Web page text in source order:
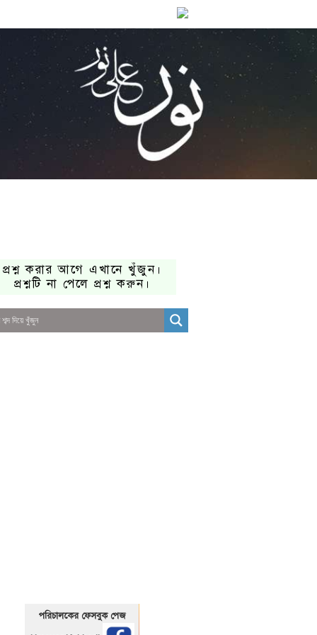
প্রশ্ন করার আগে এখানে খুঁজুন।
প্রশ্নটি না পেলে প্রশ্ন করুন।
পরিচালকের ফেসবুক পেজ